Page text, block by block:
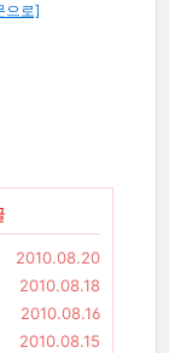
으로]
2010.08.20
2010.08.18
2010.08.16
2010.08.15